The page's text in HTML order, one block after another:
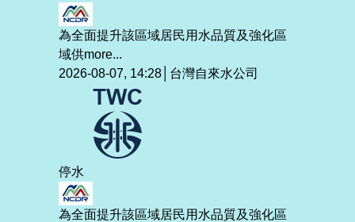
為全面提升該區域居民用水品質及強化區
域供more...
2026-08-07, 14:28│台灣自來水公司
停水
為全面提升該區域居民用水品質及強化區